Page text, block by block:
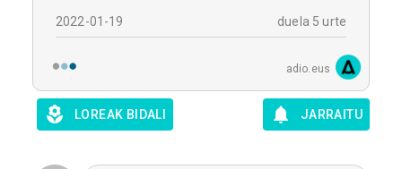
2022-01-19 duela 5 urte
adio.eus
LOREAK BIDALI JARRAITU